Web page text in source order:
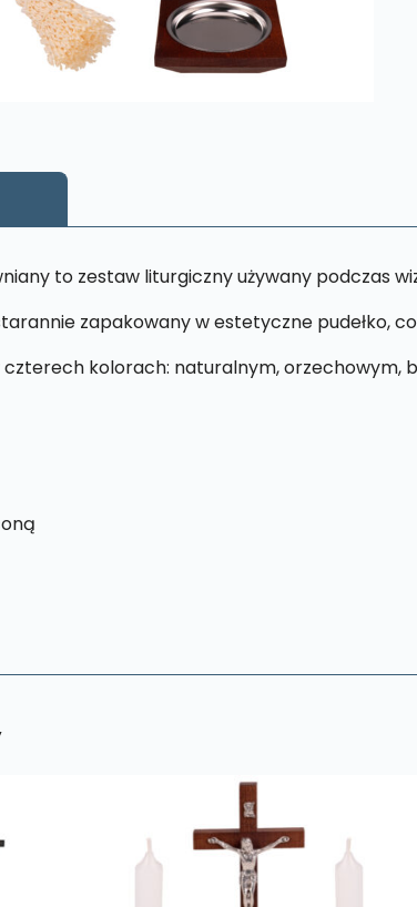
to zestaw liturgiczny używany podczas
zapakowany w estetyczne pudełko,
kolorach: naturalnym, orzechowym,